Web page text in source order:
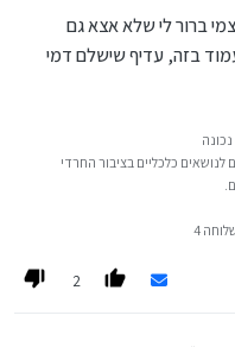
ברור לי שלא אצא גם
בזה, עדיף שישלם דמי
כלכליים בציבור החרדי
4
2